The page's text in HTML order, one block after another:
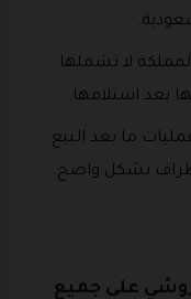
لا تشملها
بعد استلامها.
ما بعد البيع
بشكل واضح.
على جميع